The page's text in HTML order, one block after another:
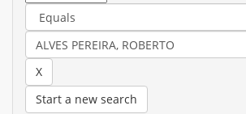
Start a new search